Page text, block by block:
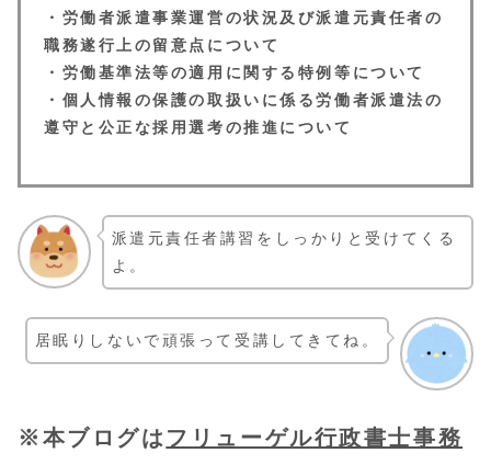
・労働者派遣事業運営の状況及び派遣元責任者の
職務遂行上の留意点について
・労働基準法等の適用に関する特例等について
・個人情報の保護の取扱いに係る労働者派遣法の
遵守と公正な採用選考の推進について
派遣元責任者講習をしっかりと受けてくる
よ。
居眠りしないで頑張って受講してきてね。
※本ブログは フリューゲル行政書士事務